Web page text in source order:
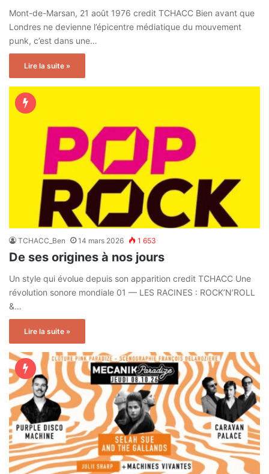
Mont-de-Marsan, 21 août 1976 credit TCHACC Bien avant que
Londres ne devienne l’épicentre médiatique du mouvement
punk, c’est dans une…
Lire la suite »
TCHACC_Ben 14 mars 2026 1 653
De ses origines à nos jours
Un style qui évolue depuis son apparition credit TCHACC Une
révolution sonore mondiale 01 — LES RACINES : ROCK’N’ROLL
&…
Lire la suite »